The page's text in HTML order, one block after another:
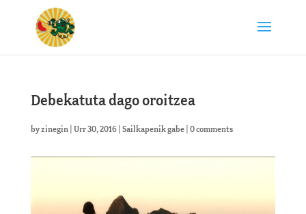
Debekatuta dago oroitzea
byzinegin| Urr 30, 2016| Sailkapenik gabe| 0 comments